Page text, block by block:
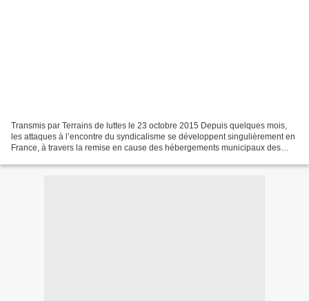
Transmis par Terrains de luttes le 23 octobre 2015 Depuis quelques mois,
les attaques à l’encontre du syndicalisme se développent singulièrement en
France, à travers la remise en cause des hébergements municipaux des